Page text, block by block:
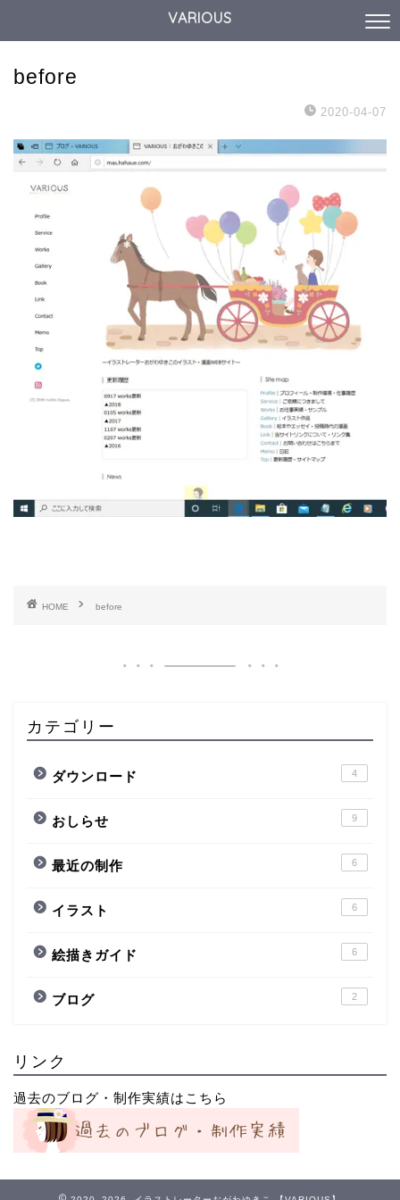
VARIOUS
before
2020-04-07
HOME before
カテゴリー
ダウンロード 4
おしらせ 9
最近の制作 6
イラスト 6
絵描きガイド 6
ブログ 2
リンク
過去のブログ・制作実績はこちら